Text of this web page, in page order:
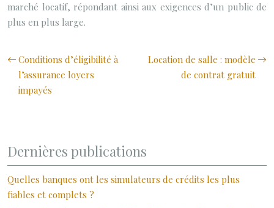
marché locatif, répondant ainsi aux exigences d’un public de
plus en plus large.
Conditions d’éligibilité à
l’assurance loyers
impayés
Location de salle : modèle
de contrat gratuit
Dernières publications
Quelles banques ont les simulateurs de crédits les plus
fiables et complets ?